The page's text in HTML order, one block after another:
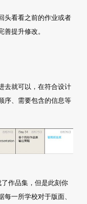
头看看之前的作业或者
提升修改。
去就可以，在符合设计
序、需要包含的信息等
作品集，但是此刻你
一所学校对于版面、